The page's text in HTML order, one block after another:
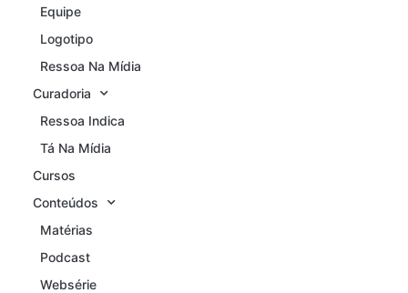
Equipe
Logotipo
Ressoa Na Mídia
Curadoria
Ressoa Indica
Tá Na Mídia
Cursos
Conteúdos
Matérias
Podcast
Websérie